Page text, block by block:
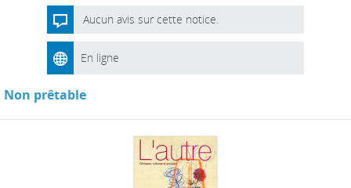
Aucun avis sur cette notice.
En ligne
Non prêtable